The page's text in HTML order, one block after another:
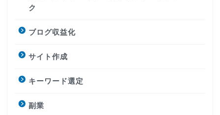
ク
ブログ収益化
サイト作成
キーワード選定
副業